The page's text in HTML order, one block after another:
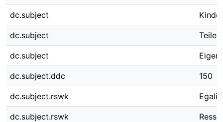
dc.subject Kinder
dc.subject Teilen
dc.subject
dc.subject.ddc 150
dc.subject.rswk
dc.subject.rswk